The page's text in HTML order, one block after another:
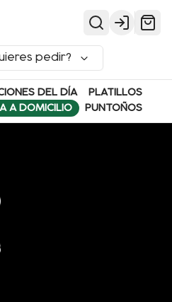
Login
pedir?
DEL DÍA
PLATILLOS
A DOMICILIO PUNTOÑOS